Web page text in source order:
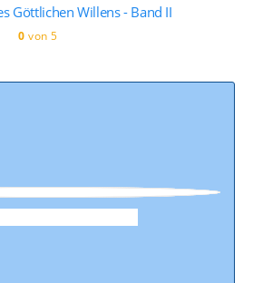
Göttlichen Willens - Band II
0 von 5